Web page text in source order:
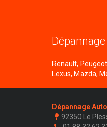
Renault,
Lexus, Mazda,
Dépannage
92350 Le